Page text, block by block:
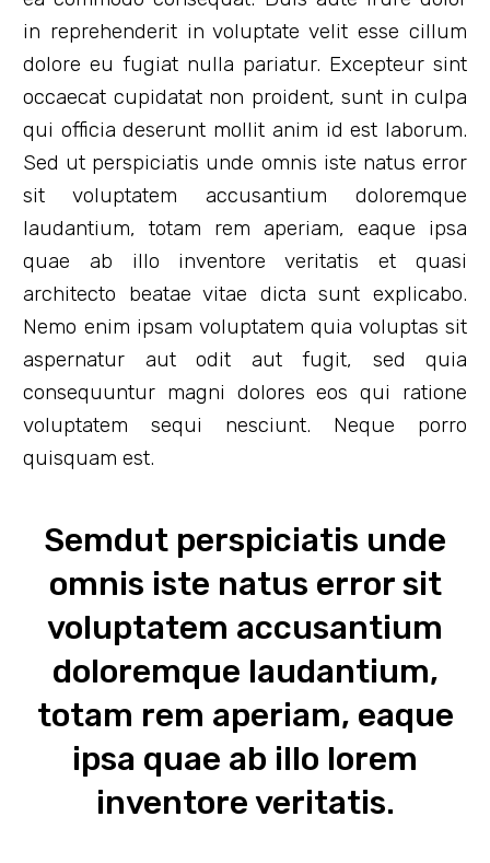
in reprehenderit in voluptate velit esse cillum
dolore eu fugiat nulla pariatur. Excepteur sint
occaecat cupidatat non proident, sunt in culpa
qui officia deserunt mollit anim id est laborum.
Sed ut perspiciatis unde omnis iste natus error
sit voluptatem accusantium doloremque
laudantium, totam rem aperiam, eaque ipsa
quae ab illo inventore veritatis et quasi
architecto beatae vitae dicta sunt explicabo.
Nemo enim ipsam voluptatem quia voluptas sit
aspernatur aut odit aut fugit, sed quia
consequuntur magni dolores eos qui ratione
voluptatem sequi nesciunt. Neque porro
quisquam est.
Semdut perspiciatis unde
omnis iste natus error sit
voluptatem accusantium
doloremque laudantium,
totam rem aperiam, eaque
ipsa quae ab illo lorem
inventore veritatis.